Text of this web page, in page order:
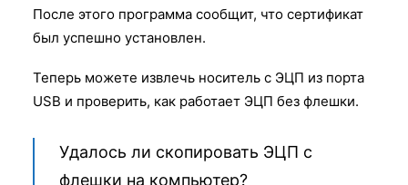
После этого программа сообщит, что сертификат
был успешно установлен.
Теперь можете извлечь носитель с ЭЦП из порта
USB и проверить, как работает ЭЦП без флешки.
Удалось ли скопировать ЭЦП с
флешки на компьютер?